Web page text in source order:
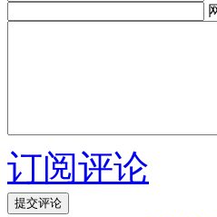
订阅评论